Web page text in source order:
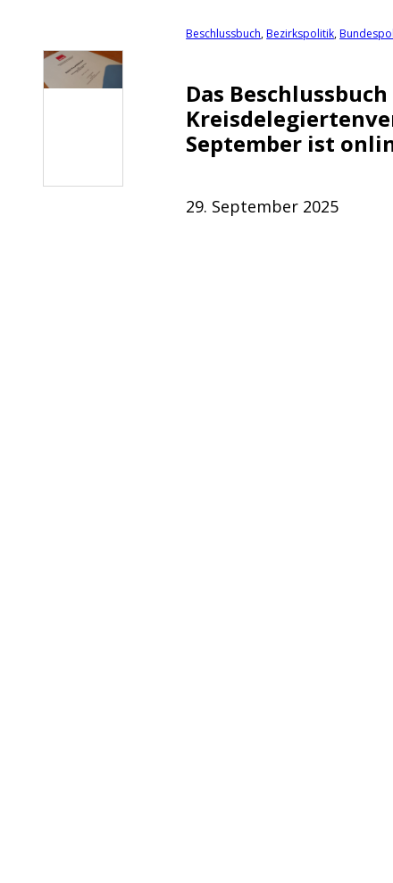
Beschlussbuch,Bezirkspolitik,
Das
September ist
29. September 2025